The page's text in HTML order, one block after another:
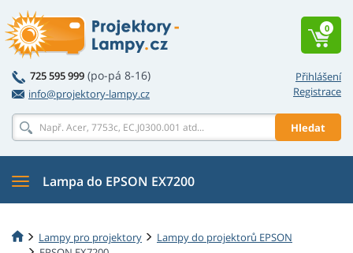
Přihlášení
Registrace
725 595 999 (po-pá 8-16)
info@projektory-lampy.cz
Hledat
0
Lampa do EPSON EX7200
Lampy pro projektory
Lampy do projektorů EPSON